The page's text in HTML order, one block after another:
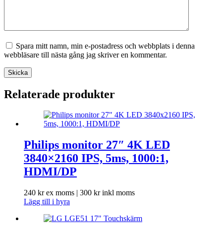
Spara mitt namn, min e-postadress och webbplats i denna
webbläsare till nästa gång jag skriver en kommentar.
Skicka
Relaterade produkter
Philips monitor 27″ 4K LED
3840×2160 IPS, 5ms, 1000:1,
HDMI/DP
240 krex moms | 300 krinkl moms
Lägg till i hyra